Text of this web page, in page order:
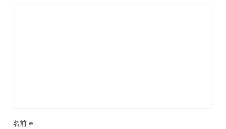
名前 ※